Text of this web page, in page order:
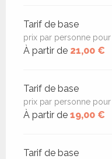
Tarif de base
prix par personne
À partir de 21,00 €
Tarif de base
prix par personne pour
À partir de 19,00 €
Tarif de base